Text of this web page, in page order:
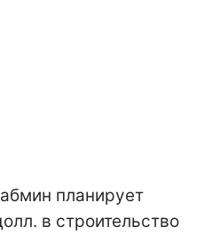
планирует
в строительство